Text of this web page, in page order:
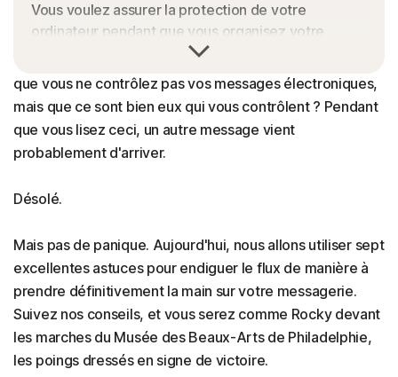
Vous voulez assurer la protection de votre
ordinateur pendant que vous organisez votre
Vous êtes-vous déjà assis à votre bureau en vous disant
que vous ne contrôlez pas vos messages électroniques,
mais que ce sont bien eux qui vous contrôlent ? Pendant
que vous lisez ceci, un autre message vient
probablement d'arriver.
Désolé.
Mais pas de panique. Aujourd'hui, nous allons utiliser sept
excellentes astuces pour endiguer le flux de manière à
prendre définitivement la main sur votre messagerie.
Suivez nos conseils, et vous serez comme Rocky devant
les marches du Musée des Beaux-Arts de Philadelphie,
les poings dressés en signe de victoire.